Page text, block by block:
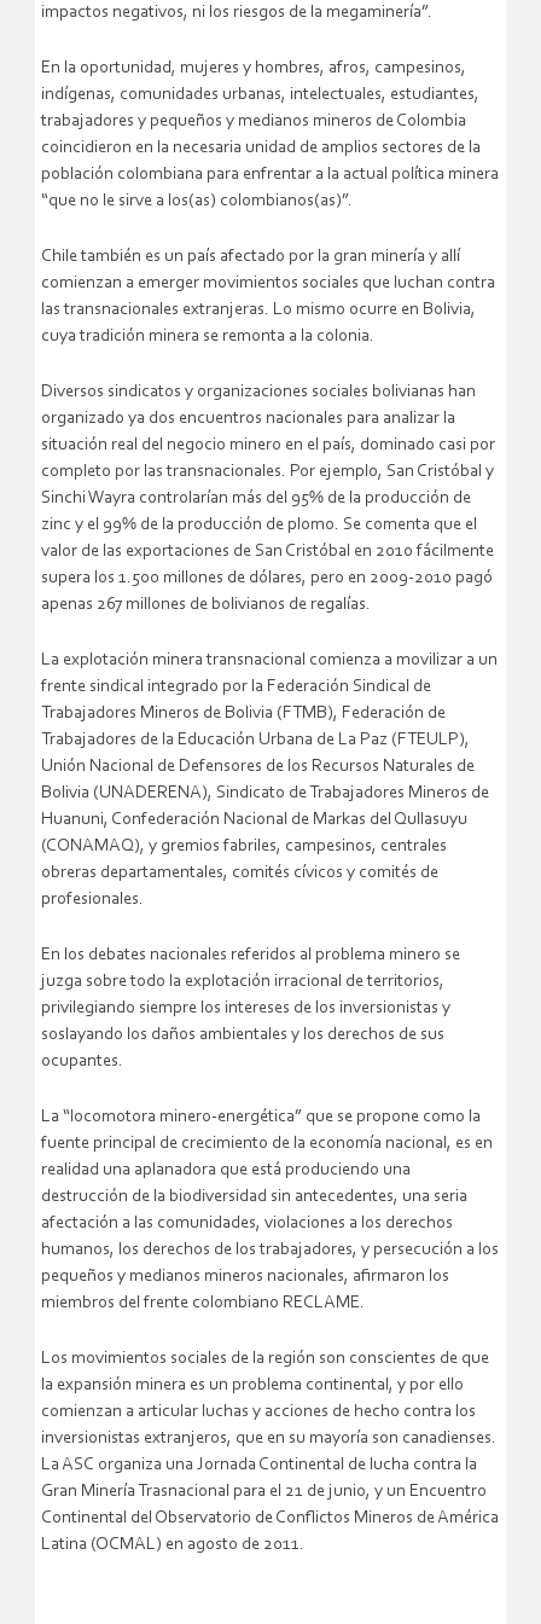
impactos negativos, ni los riesgos de la megaminería”.
En la oportunidad, mujeres y hombres, afros, campesinos,
indígenas, comunidades urbanas, intelectuales, estudiantes,
trabajadores y pequeños y medianos mineros de Colombia
coincidieron en la necesaria unidad de amplios sectores de la
población colombiana para enfrentar a la actual política minera
“que no le sirve a los(as) colombianos(as)”.
Chile también es un país afectado por la gran minería y allí
comienzan a emerger movimientos sociales que luchan contra
las transnacionales extranjeras. Lo mismo ocurre en Bolivia,
cuya tradición minera se remonta a la colonia.
Diversos sindicatos y organizaciones sociales bolivianas han
organizado ya dos encuentros nacionales para analizar la
situación real del negocio minero en el país, dominado casi por
completo por las transnacionales. Por ejemplo, San Cristóbal y
Sinchi Wayra controlarían más del 95% de la producción de
zinc y el 99% de la producción de plomo. Se comenta que el
valor de las exportaciones de San Cristóbal en 2010 fácilmente
supera los 1.500 millones de dólares, pero en 2009-2010 pagó
apenas 267 millones de bolivianos de regalías.
La explotación minera transnacional comienza a movilizar a un
frente sindical integrado por la Federación Sindical de
Trabajadores Mineros de Bolivia (FTMB), Federación de
Trabajadores de la Educación Urbana de La Paz (FTEULP),
Unión Nacional de Defensores de los Recursos Naturales de
Bolivia (UNADERENA), Sindicato de Trabajadores Mineros de
Huanuni, Confederación Nacional de Markas del Qullasuyu
(CONAMAQ), y gremios fabriles, campesinos, centrales
obreras departamentales, comités cívicos y comités de
profesionales.
En los debates nacionales referidos al problema minero se
juzga sobre todo la explotación irracional de territorios,
privilegiando siempre los intereses de los inversionistas y
soslayando los daños ambientales y los derechos de sus
ocupantes.
La “locomotora minero-energética” que se propone como la
fuente principal de crecimiento de la economía nacional, es en
realidad una aplanadora que está produciendo una
destrucción de la biodiversidad sin antecedentes, una seria
afectación a las comunidades, violaciones a los derechos
humanos, los derechos de los trabajadores, y persecución a los
pequeños y medianos mineros nacionales, afirmaron los
miembros del frente colombiano RECLAME.
Los movimientos sociales de la región son conscientes de que
la expansión minera es un problema continental, y por ello
comienzan a articular luchas y acciones de hecho contra los
inversionistas extranjeros, que en su mayoría son canadienses.
La ASC organiza una Jornada Continental de lucha contra la
Gran Minería Trasnacional para el 21 de junio, y un Encuentro
Continental del Observatorio de Conflictos Mineros de América
Latina (OCMAL) en agosto de 2011.